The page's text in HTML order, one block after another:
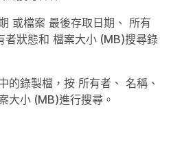
或檔案 最後存取日期 、 所有
者狀態和 檔案大小 (MB)搜尋錄
的錄製檔，按 所有者 、 名稱 、
大小 (MB)進行搜尋。